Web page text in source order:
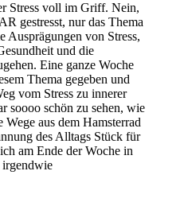
Stress voll im Griff. Nein,
gestresst, nur das Thema
Ausprägungen von Stress,
und die
Eine ganze Woche
Thema gegeben und
vom Stress zu innerer
soooo schön zu sehen, wie
aus dem Hamsterrad
des Alltags Stück für
am Ende der Woche in
irgendwie